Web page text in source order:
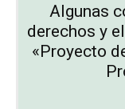
Algunas
derechos y
«Proyecto